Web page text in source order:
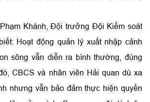
Khánh, Đội trưởng Đội Kiểm soát
Hoạt động quản lý xuất nhập cảnh
sông vẫn diễn ra bình thường, đúng
CBCS và nhân viên Hải quan dù xa
nhưng vẫn bảo đảm thực hiện quyền